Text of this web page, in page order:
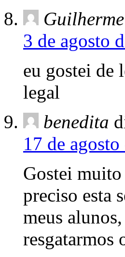
3 de agosto
eu gostei de
legal
benedita
17 de
Gostei muito
preciso esta
meus
resgatarmos